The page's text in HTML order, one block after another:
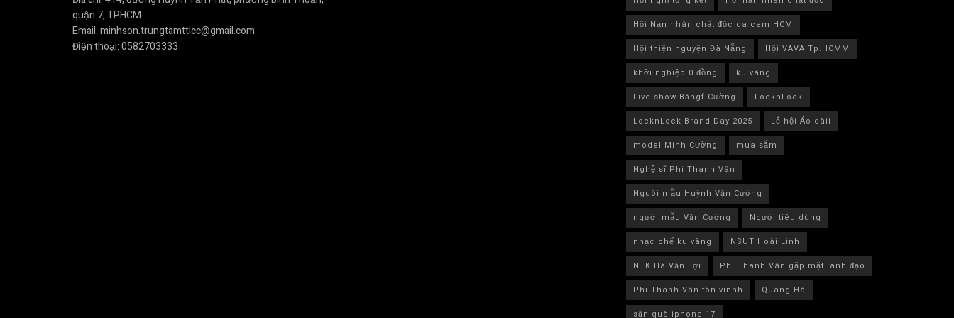
quận 7, TP.HCM
Email:minhson.trungtamttlcc@gmail.com
Điện thoại:0582703333
Hội Nạn nhân chất độc da cam HCM
Hội thiện nguyện Đà Nẵng
Hội VAVA Tp.HCMM
khởi nghiệp 0 đồng
ku vàng
Live show Băngf Cường
LocknLock
LocknLock Brand Day 2025
Lễ hội Áo dàii
model Minh Cường
mua sắm
Nghệ sĩ Phi Thanh Vân
Nguòi mẫu Huỳnh Văn Cường
người mẫu Văn Cường
Người tiêu dùng
nhạc chế ku vàng
NSUT Hoài Linh
NTK Hà Văn Lợi
Phi Thanh Vân gặp mặt lãnh đạo
Phi Thanh Vân tôn vinhh
Quang Hà
săn quà iphone 17